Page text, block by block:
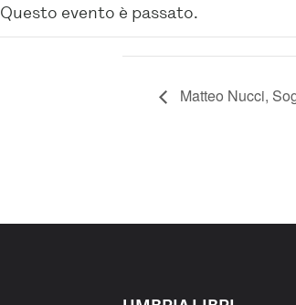
Questo evento è passato.
Matteo Nucci,